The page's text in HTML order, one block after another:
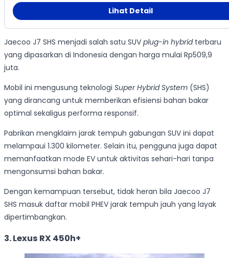
Lihat Detail
Jaecoo J7 SHS menjadi salah satu SUV plug-in hybridterbaru
yang dipasarkan di Indonesia dengan harga mulai Rp509,9
juta.
Mobil ini mengusung teknologi Super Hybrid System (SHS)
yang dirancang untuk memberikan efisiensi bahan bakar
optimal sekaligus performa responsif.
Pabrikan mengklaim jarak tempuh gabungan SUV ini dapat
melampaui 1.300 kilometer. Selain itu, pengguna juga dapat
memanfaatkan mode EV untuk aktivitas sehari-hari tanpa
mengonsumsi bahan bakar.
Dengan kemampuan tersebut, tidak heran bila Jaecoo J7
SHS masuk daftar mobil PHEV jarak tempuh jauh yang layak
dipertimbangkan.
3. Lexus RX 450h+